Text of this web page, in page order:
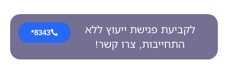
לקביעת פגישת ייעוץ ללא
התחייבות, צרו קשר!
8343*